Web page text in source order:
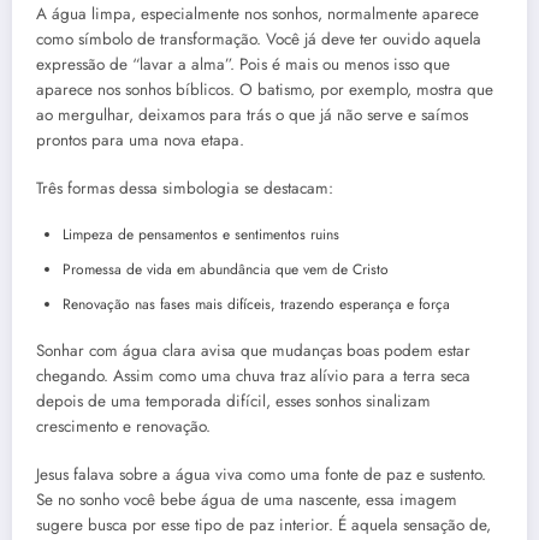
A água limpa, especialmente nos sonhos, normalmente aparece
como símbolo de transformação. Você já deve ter ouvido aquela
expressão de “lavar a alma”. Pois é mais ou menos isso que
aparece nos sonhos bíblicos. O batismo, por exemplo, mostra que
ao mergulhar, deixamos para trás o que já não serve e saímos
prontos para uma nova etapa.
Três formas dessa simbologia se destacam:
Limpeza de pensamentos e sentimentos ruins
Promessa de vida em abundância que vem de Cristo
Renovação nas fases mais difíceis, trazendo esperança e força
Sonhar com água clara avisa que mudanças boas podem estar
chegando. Assim como uma chuva traz alívio para a terra seca
depois de uma temporada difícil, esses sonhos sinalizam
crescimento e renovação.
Jesus falava sobre a água viva como uma fonte de paz e sustento.
Se no sonho você bebe água de uma nascente, essa imagem
sugere busca por esse tipo de paz interior. É aquela sensação de,